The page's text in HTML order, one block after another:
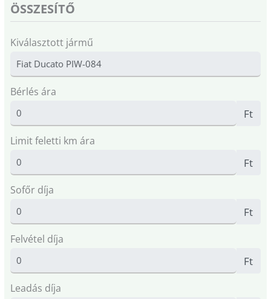
ÖSSZESÍTŐ
Kiválasztott jármű
Bérlés ára
Ft
Limit feletti km ára
Ft
Sofőr díja
Ft
Felvétel díja
Ft
Leadás díja